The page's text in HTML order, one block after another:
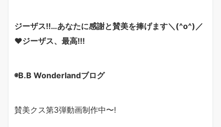
ジーザス!!…あなたに感謝と賛美を捧げます＼(^o^)／
❤ジーザス、最高!!!
◉B.B Wonderlandブログ
賛美クス第3弾動画制作中〜!